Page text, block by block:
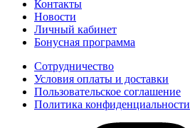
Контакты
Новости
Личный кабинет
Бонусная программа
Сотрудничество
Условия оплаты и доставки
Пользовательское соглашение
Политика конфиденциальности